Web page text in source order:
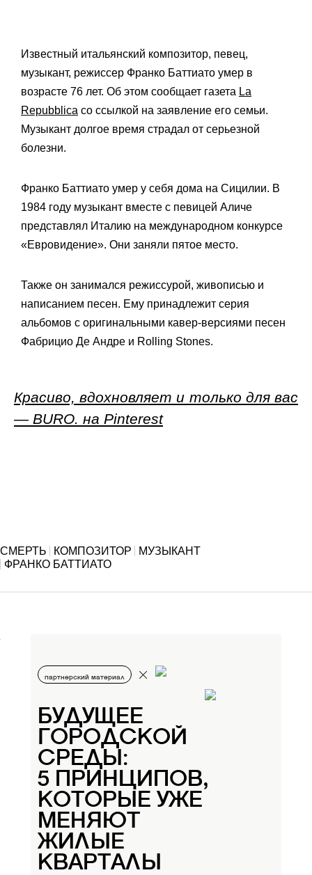
Известный итальянский композитор, певец,
музыкант, режиссер Франко Баттиато умер в
возрасте 76 лет. Об этом сообщает газета La
Repubblica со ссылкой на заявление его семьи.
Музыкант долгое время страдал от серьезной
болезни.
Франко Баттиато умер у себя дома на Сицилии. В
1984 году музыкант вместе с певицей Аличе
представлял Италию на международном конкурсе
«Евровидение». Они заняли пятое место.
Также он занимался режиссурой, живописью и
написанием песен. Ему принадлежит серия
альбомов с оригинальными кавер-версиями песен
Фабрицио Де Андре и Rolling Stones.
Красиво, вдохновляет и только для вас
— BURO. на Pinterest
СМЕРТЬ КОМПОЗИТОР
МУЗЫКАНТ
ФРАНКО БАТТИАТО
партнерский материал
БУДУЩЕЕ
ГОРОДСКОЙ
СРЕДЫ:
5 ПРИНЦИПОВ,
КОТОРЫЕ УЖЕ
МЕНЯЮТ
ЖИЛЫЕ
КВАРТАЛЫ